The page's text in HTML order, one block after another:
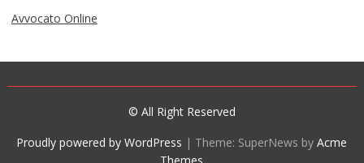
Avvocato Online
© All Right Reserved
Proudly powered by WordPress | Theme: SuperNews byAcme